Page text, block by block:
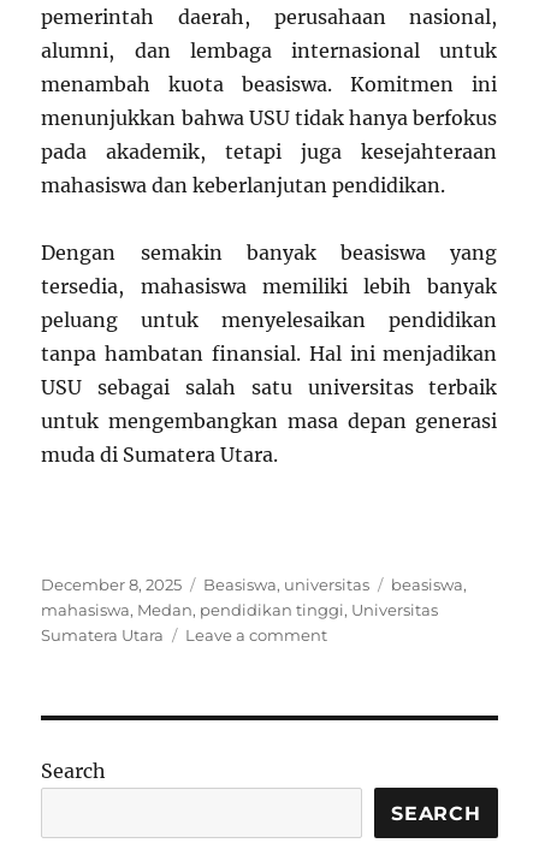
pemerintah daerah, perusahaan nasional,
alumni, dan lembaga internasional untuk
menambah kuota beasiswa. Komitmen ini
menunjukkan bahwa USU tidak hanya berfokus
pada akademik, tetapi juga kesejahteraan
mahasiswa dan keberlanjutan pendidikan.
Dengan semakin banyak beasiswa yang
tersedia, mahasiswa memiliki lebih banyak
peluang untuk menyelesaikan pendidikan
tanpa hambatan finansial. Hal ini menjadikan
USU sebagai salah satu universitas terbaik
untuk mengembangkan masa depan generasi
muda di Sumatera Utara.
Posted
on
December 8, 2025 Categories
Beasiswa, universitas Tags
beasiswa,
mahasiswa, Medan, pendidikan tinggi, Universitas
Sumatera Utara
Leave a commenton
Pendidikan
Mahasiswa
Search
SEARCH